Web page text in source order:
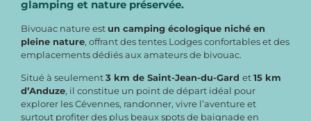
glamping et nature préservée.
Bivouac nature est un camping écologique niché en
pleine nature, offrant des tentes Lodges confortables et des
emplacements dédiés aux amateurs de bivouac.
Situé à seulement3 km de Saint-Jean-du-Gard et15 km
d’Anduze, il constitue un point de départ idéal pour
explorer les Cévennes, randonner, vivre l’aventure et
surtout profiter des plus beaux spots de baignade en